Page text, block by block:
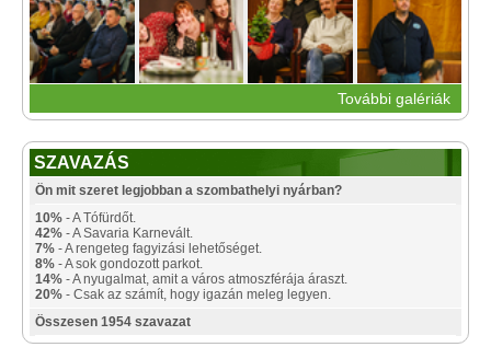
További galériák
SZAVAZÁS
Ön mit szeret legjobban a szombathelyi nyárban?
10% - A Tófürdőt.
42% - A Savaria Karnevált.
7% - A rengeteg fagyizási lehetőséget.
8% - A sok gondozott parkot.
14% - A nyugalmat, amit a város atmoszférája áraszt.
20% - Csak az számít, hogy igazán meleg legyen.
Összesen 1954 szavazat